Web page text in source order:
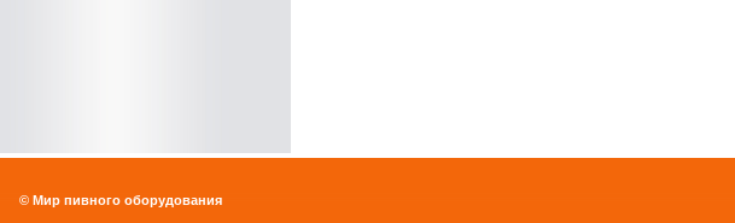
© Мир пивного оборудования